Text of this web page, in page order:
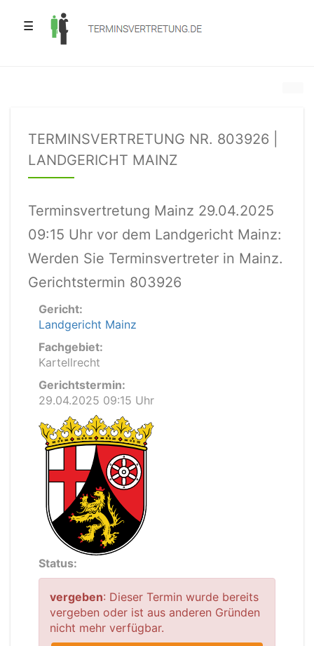
☰
TERMINSVERTRETUNG NR. 803926 |
LANDGERICHT MAINZ
Terminsvertretung Mainz 29.04.2025
09:15 Uhr vor dem Landgericht Mainz:
Werden Sie Terminsvertreter in Mainz.
Gerichtstermin 803926
Gericht:
Landgericht Mainz
Fachgebiet:
Kartellrecht
Gerichtstermin:
29.04.2025 09:15 Uhr
Status:
vergeben: Dieser Termin wurde bereits
vergeben oder ist aus anderen Gründen
nicht mehr verfügbar.